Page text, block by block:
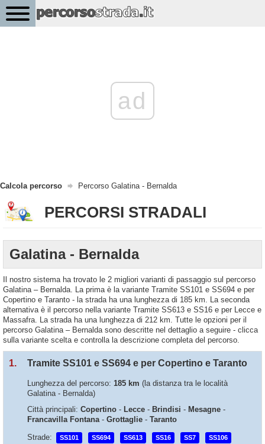
ad
Calcola percorso Percorso Galatina - Bernalda
PERCORSI STRADALI
Galatina - Bernalda
Il nostro sistema ha trovato le 2 migliori varianti di passaggio sul percorso
Galatina – Bernalda. La prima è la variante Tramite SS101 e SS694 e per
Copertino e Taranto - la strada ha una lunghezza di 185 km. La seconda
alternativa è il percorso nella variante Tramite SS613 e SS16 e per Lecce e
Massafra. La strada ha una lunghezza di 212 km. Tutte le opzioni per il
percorso Galatina – Bernalda sono descritte nel dettaglio a seguire - clicca
sulla variante scelta e controlla la descrizione completa del percorso.
1. Tramite SS101 e SS694 e per Copertino e Taranto
Lunghezza del percorso: 185 km (la distanza tra le località
Galatina - Bernalda)
Città principali: Copertino - Lecce - Brindisi - Mesagne -
Francavilla Fontana- Grottaglie - Taranto
Strade:
SS101 SS694 SS613 SS16 SS7 SS106